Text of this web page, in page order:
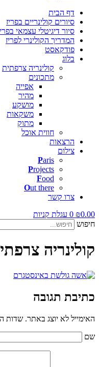
דף הבית
סיורים קולינריים בפריז
סיור דיגיטלי עצמאי
המדריך הקולינרי לפריז
פודקאסט
בלוג
קולינריה צרפתית
מתכונים
אפייה
מהיר
מושקע
משקאות
מתוק
חווית אוכל
הרצאות
צילום
Paris
Projects
Food
Out there
צרו קשר
₪0.00
0 עגלת קניות
חיפוש
קולינריה
כתיבת תגובה
האימייל לא יוצג באתר. שדות
שם